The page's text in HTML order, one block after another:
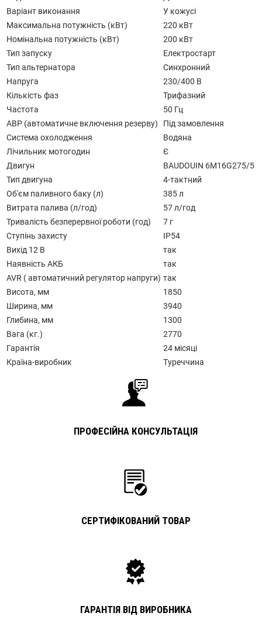
Варіант виконання
У кожусі
Максимальна потужність (кВт)
220 кВт
Номінальна потужність (кВт)
200 кВт
Тип запуску
Електростарт
Тип альтернатора
Синхронний
Напруга
230/400 В
Кількість фаз
Трифазний
Частота
50 Гц
АВР (автоматичне включення резерву)
Під замовлення
Система охолодження
Водяна
Лічильник мотогодин
Є
Двигун
BAUDOUIN 6M16G275/5
Тип двигуна
4-тактний
Об'єм паливного баку (л)
385 л
Витрата палива (л/год)
57 л/год
Тривалість безперервної роботи (год)
7 г
Ступінь захисту
IP54
Вихід 12 В
так
Наявність АКБ
так
AVR ( автоматичний регулятор напруги) так
Висота, мм
1850
Ширина, мм
3940
Глибина, мм
1300
Вага (кг.)
2770
Гарантія
24 місяці
Країна-виробник
Туреччина
ПРОФЕСІЙНА КОНСУЛЬТАЦІЯ
СЕРТИФІКОВАНИЙ ТОВАР
ГАРАНТІЯ ВІД ВИРОБНИКА